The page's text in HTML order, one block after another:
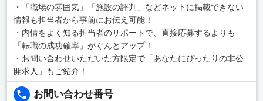
・「職場の雰囲気」「施設の評判」などネットに掲載できない
情報も担当者から事前にお伝え可能！
・内情をよく知る担当者のサポートで、直接応募するよりも
「転職の成功確率」がぐんとアップ！
・お問い合わせいただいた方限定で「あなたにぴったりの非公
開求人」もご紹介！
お問い合わせ番号